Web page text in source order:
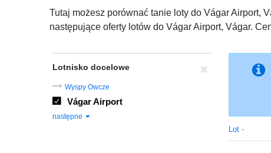
Tutaj możesz porównać tanie loty do Vágar Airport,
następujące oferty lotów do Vágar Airport, Vágar.
Lot -
Lotnisko docelowe
Wyspy Owcze
Vágar Airport
następne